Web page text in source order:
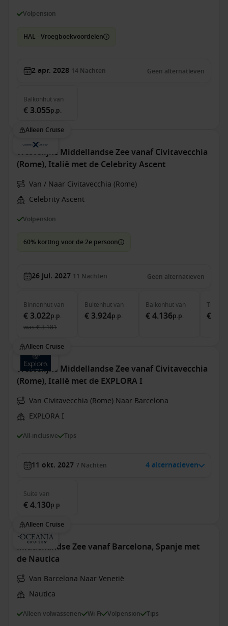
Volpension
HAL - Vroegboekvoordelen
2 apr. 2028 14 Nachten Geen alternatieven
Balkonhutvan
€ 3.055p.p.
Alleen Cruise
Westelijke Middellandse Zee vanaf Civitavecchia
(Rome), Italië met de Celebrity Ascent
Van / Naar Civitavecchia (Rome)
Celebrity Ascent
Volpension
60% korting voor de 2e persoon
26 jul. 2027 11 Nachten Geen alternatieven
Binnenhutvan
€ 3.022p.p.
was€ 3.181
Buitenhutvan
€ 3.924p.p.
Balkonhutvan
€ 4.136p.p.
The
€
Alleen Cruise
Westelijke Middellandse Zee vanaf Civitavecchia
(Rome), Italië met de EXPLORA I
Van Civitavecchia (Rome) Naar Barcelona
EXPLORA I
All-inclusive Tips
11 okt. 2027 7 Nachten 4 alternatieven
Suite van
€ 4.130p.p.
Alleen Cruise
Middellandse Zee vanaf Barcelona, Spanje met
de Nautica
Van Barcelona Naar Venetië
Nautica
Alleen volwassenen Wi-Fi Volpension Tips